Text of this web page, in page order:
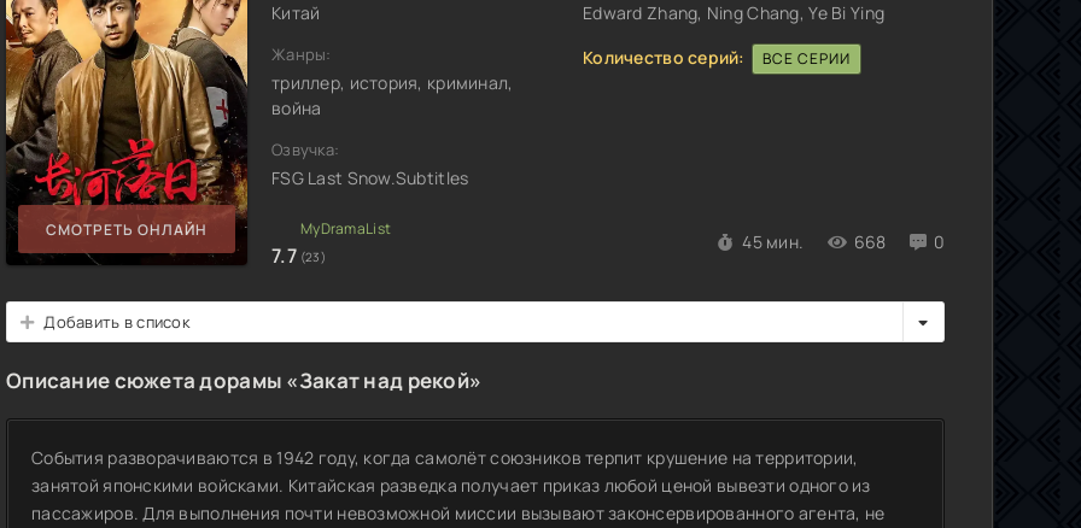
СМОТРЕТЬ ОНЛАЙН
Китай
Жанры:
триллер, история, криминал,
война
Озвучка:
FSG Last Snow.Subtitles
7.7 (23)
45 мин. 668 0
Edward Zhang, Ning Chang, Ye Bi Ying
Количество серий:
ВСЕ СЕРИИ
Добавить в список
Описание сюжета дорамы «Закат над рекой»
События разворачиваются в 1942 году, когда самолёт союзников терпит крушение на территории,
занятой японскими войсками. Китайская разведка получает приказ любой ценой вывезти одного из
пассажиров. Для выполнения почти невозможной миссии вызывают законсервированного агента, не